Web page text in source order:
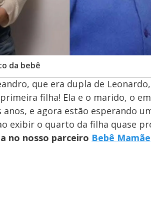
da bebê
que era dupla de
filha! Ela e o marido, o
anos, e agora estão esperando
exibir o quarto da filha quase
no nosso parceiro Bebê Mamãe